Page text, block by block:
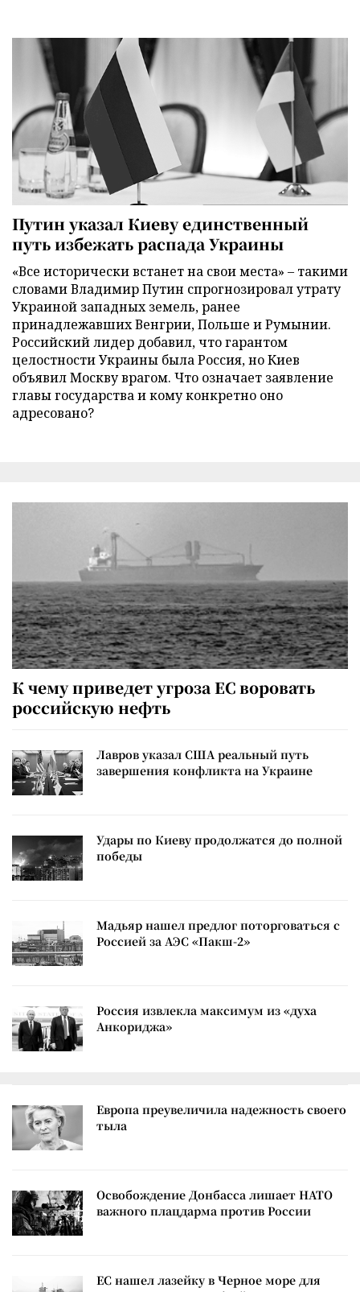
Путин указал Киеву единственный
путь избежать распада Украины
«Все исторически встанет на свои места» – такими
словами Владимир Путин спрогнозировал утрату
Украиной западных земель, ранее
принадлежавших Венгрии, Польше и Румынии.
Российский лидер добавил, что гарантом
целостности Украины была Россия, но Киев
объявил Москву врагом. Что означает заявление
главы государства и кому конкретно оно
адресовано?
К чему приведет угроза ЕС воровать
российскую нефть
Лавров указал США реальный путь
завершения конфликта на Украине
Удары по Киеву продолжатся до полной
победы
Мадьяр нашел предлог поторговаться с
Россией за АЭС «Пакш-2»
Россия извлекла максимум из «духа
Анкориджа»
Европа преувеличила надежность своего
тыла
Освобождение Донбасса лишает НАТО
важного плацдарма против России
ЕС нашел лазейку в Черное море для